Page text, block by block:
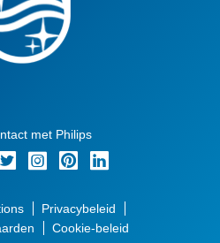
met Philips
Privacybeleid
Cookie-beleid